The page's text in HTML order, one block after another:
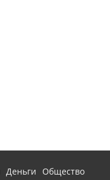
Деньги
Общество